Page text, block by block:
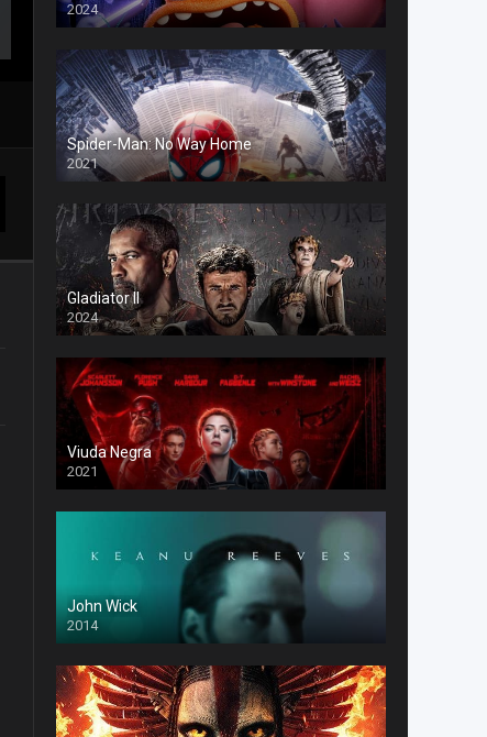
2024
Spider-Man: No Way Home
2021
Gladiator II
2024
Viuda Negra
2021
John Wick
2014